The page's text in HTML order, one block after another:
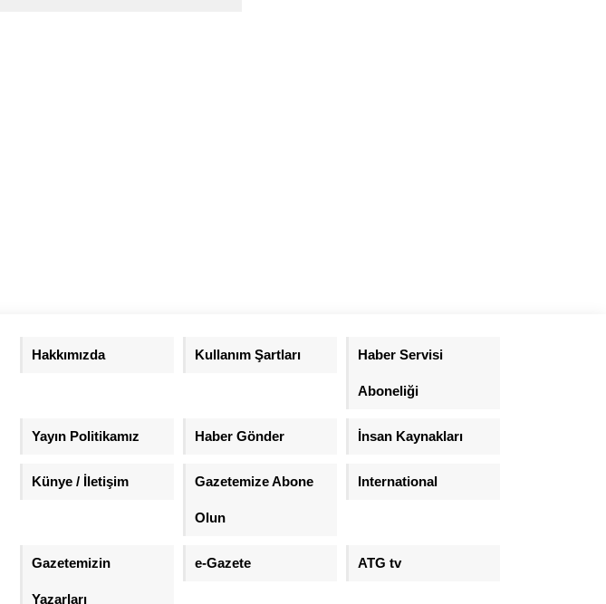
Hakkımızda Kullanım Şartları Haber Servisi
Aboneliği
Yayın Politikamız Haber Gönder İnsan Kaynakları
Künye / İletişim Gazetemize Abone
Olun
International
Gazetemizin
Yazarları
e-Gazete ATG tv